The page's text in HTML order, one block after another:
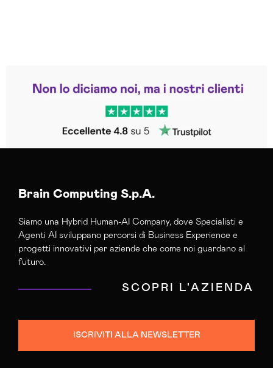
Trustpilot
Brain Computing S.p.A.
Siamo una Hybrid Human-AI Company, dove Specialisti e
Agenti AI sviluppano percorsi di Business Experience e
progetti innovativi per aziende che come noi guardano al
futuro.
SCOPRI L'AZIENDA
ISCRIVITI ALLA NEWSLETTER